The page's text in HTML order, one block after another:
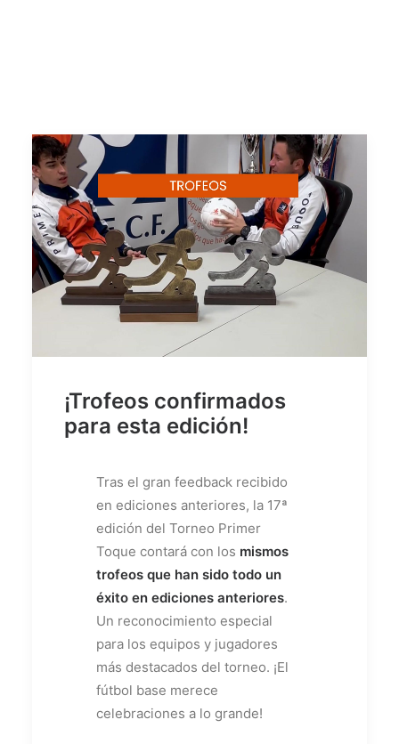
¡Trofeos confirmados
para esta edición!
Tras el gran feedback recibido
en ediciones anteriores, la 17ª
edición del Torneo Primer
Toque contará con los mismos
trofeos que han sido todo un
éxito en ediciones anteriores.
Un reconocimiento especial
para los equipos y jugadores
más destacados del torneo. ¡El
fútbol base merece
celebraciones a lo grande!